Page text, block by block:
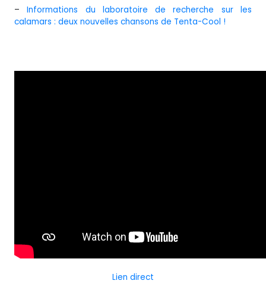
–Informations du laboratoire de recherche sur les
calamars : deux nouvelles chansons de Tenta-Cool !
Lien direct